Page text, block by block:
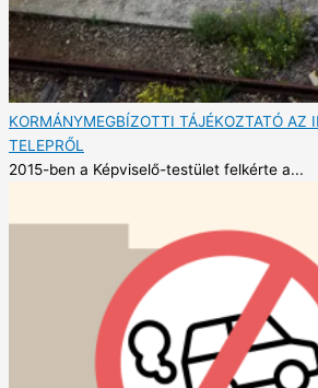
KORMÁNYMEGBÍZOTTI TÁJÉKOZTATÓ AZ
TELEPRŐL
2015-ben a Képviselő-testület felkérte a...